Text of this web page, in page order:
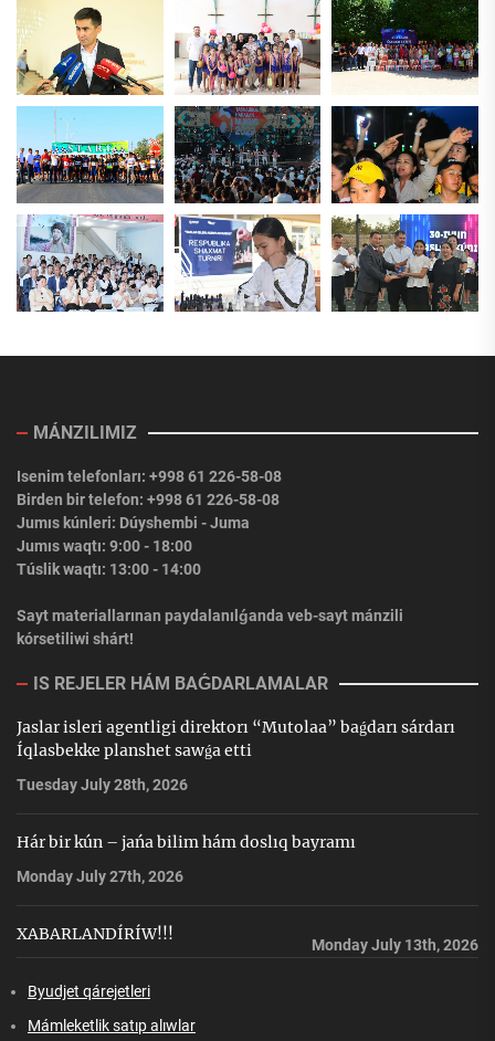
MÁNZILIMIZ
Isenim telefonları: +998 61 226-58-08
Birden bir telefon: +998 61 226-58-08
Jumıs kúnleri: Dúyshembi - Juma
Jumıs waqtı: 9:00 - 18:00
Túslik waqtı: 13:00 - 14:00
Sayt materiallarınan paydalanılǵanda veb-sayt mánzili
kórsetiliwi shárt!
IS REJELER HÁM BAǴDARLAMALAR
Jaslar isleri agentligi direktorı “Mutolaa” baǵdarı sárdarı
Íqlasbekke planshet sawǵa etti
Tuesday July 28th, 2026
Hár bir kún – jańa bilim hám doslıq bayramı
Monday July 27th, 2026
XABARLANDÍRÍW!!!
Monday July 13th, 2026
Byudjet qárejetleri
Mámleketlik satıp alıwlar